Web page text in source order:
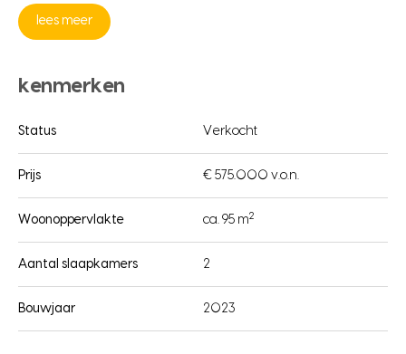
lees meer
kenmerken
Status Verkocht
Prijs € 575.000 v.o.n.
Woonoppervlakte ca. 95 m2
Aantal slaapkamers 2
Bouwjaar 2023